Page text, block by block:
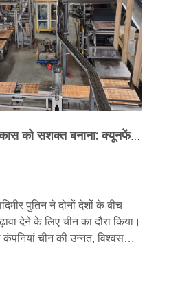
रूस में बुनियादी ढांचे के विकास को सशक्त बनाना: क्यूनफेंग के अनुकूलित इंटेलिजेंट विनिर्माण समाधान चीन-रूस सहयोग के लिए एक मॉडल के रूप में काम करते हैं
पुतिन ने दोनों देशों के बीच
देने के लिए चीन का दौरा किया।
कंपनियां चीन की उन्नत, विश्वसनीय
रूसी निर्माण सामग्री कंपनी के